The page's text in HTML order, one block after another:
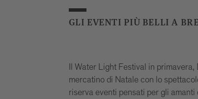
GLI EVENTI PIÙ BELLI A
Il Water Light Festival in
mercatino di Natale con lo
riserva eventi pensati per gli